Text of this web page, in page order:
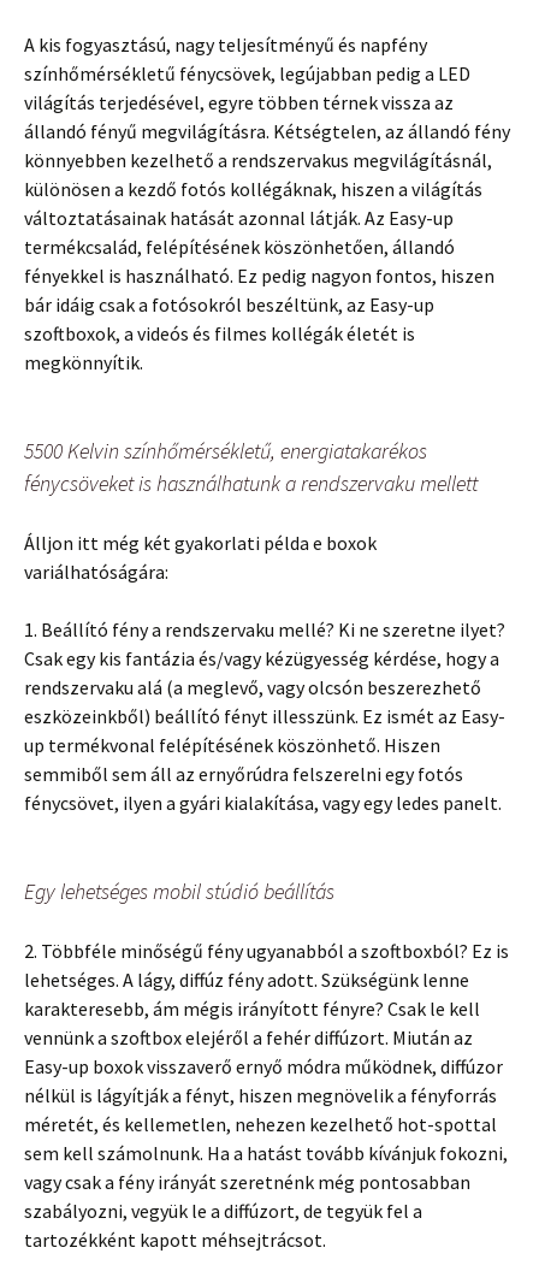
A kis fogyasztású, nagy teljesítményű és napfény
színhőmérsékletű fénycsövek, legújabban pedig a LED
világítás terjedésével, egyre többen térnek vissza az
állandó fényű megvilágításra. Kétségtelen, az állandó fény
könnyebben kezelhető a rendszervakus megvilágításnál,
különösen a kezdő fotós kollégáknak, hiszen a világítás
változtatásainak hatását azonnal látják. Az Easy-up
termékcsalád, felépítésének köszönhetően, állandó
fényekkel is használható. Ez pedig nagyon fontos, hiszen
bár idáig csak a fotósokról beszéltünk, az Easy-up
szoftboxok, a videós és filmes kollégák életét is
megkönnyítik.
5500 Kelvin színhőmérsékletű, energiatakarékos
fénycsöveket is használhatunk a rendszervaku mellett
Álljon itt még két gyakorlati példa e boxok
variálhatóságára:
1. Beállító fény a rendszervaku mellé? Ki ne szeretne ilyet?
Csak egy kis fantázia és/vagy kézügyesség kérdése, hogy a
rendszervaku alá (a meglevő, vagy olcsón beszerezhető
eszközeinkből) beállító fényt illesszünk. Ez ismét az Easy-
up termékvonal felépítésének köszönhető. Hiszen
semmiből sem áll az ernyőrúdra felszerelni egy fotós
fénycsövet, ilyen a gyári kialakítása, vagy egy ledes panelt.
Egy lehetséges mobil stúdió beállítás
2. Többféle minőségű fény ugyanabból a szoftboxból? Ez is
lehetséges. A lágy, diffúz fény adott. Szükségünk lenne
karakteresebb, ám mégis irányított fényre? Csak le kell
vennünk a szoftbox elejéről a fehér diffúzort. Miután az
Easy-up boxok visszaverő ernyő módra működnek, diffúzor
nélkül is lágyítják a fényt, hiszen megnövelik a fényforrás
méretét, és kellemetlen, nehezen kezelhető hot-spottal
sem kell számolnunk. Ha a hatást tovább kívánjuk fokozni,
vagy csak a fény irányát szeretnénk még pontosabban
szabályozni, vegyük le a diffúzort, de tegyük fel a
tartozékként kapott méhsejtrácsot.